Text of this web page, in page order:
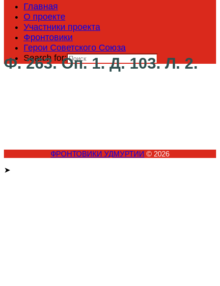
Главная
О проекте
Участники проекта
Фронтовики
Герои Советского Союза
Search for:
Ф. 263. Оп. 1. Д. 103. Л. 2.
ФРОНТОВИКИ УДМУРТИИ © 2026
➤